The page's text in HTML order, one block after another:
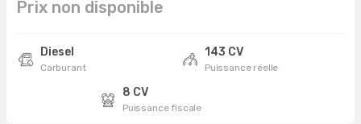
Prix non disponible
Diesel
Carburant
143 CV
Puissance réelle
8 CV
Puissance fiscale